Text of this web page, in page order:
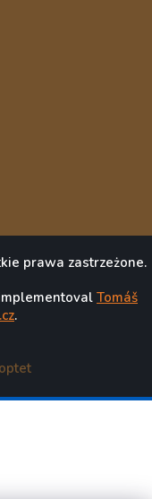
prawa zastrzeżone.
Tomáš
.